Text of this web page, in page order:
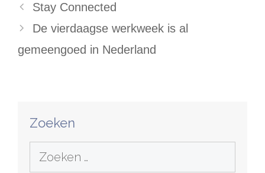
Stay Connected
De vierdaagse werkweek is al
gemeengoed in Nederland
Zoeken
naar: